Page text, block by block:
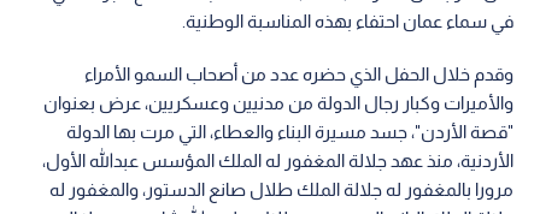
في سماء عمان احتفاء بهذه المناسبة الوطنية.
وقدم خلال الحفل الذي حضره عدد من أصحاب السمو الأمراء
والأميرات وكبار رجال الدولة من مدنيين وعسكريين، عرض بعنوان
"قصة الأردن"، جسد مسيرة البناء والعطاء، التي مرت بها الدولة
الأردنية، منذ عهد جلالة المغفور له الملك المؤسس عبدالله الأول،
مرورا بالمغفور له جلالة الملك طلال صانع الدستور، والمغفور له